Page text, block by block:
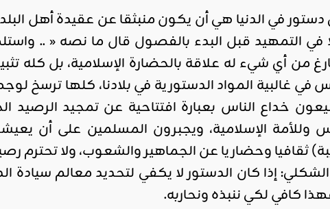
لأي دستور في الدنيا هي أن يكون منبثقا عن عقيدة أهل
في التمهيد قبل البدء بالفصول قال ما نصه « ..
من أي شيء له علاقة بالحضارة الإسلامية، بل كله
المواد الدستورية في بلادنا، كلها ترسخ
خداع الناس بعبارة افتتاحية عن تمجيد الرصيد
الإسلامية، ويجبرون المسلمين على أن
ثقافيا وحضاريا عن الجماهير والشعوب، ولا تحترم
إذا كان الدستور لا يكفي لتحديد معالم سيادة
كافي لكي ننبذه ونحاربه.
اقليمي ودولي
صدور
العدد 601
من جريدة
التحرير
ahmed
2026
Read More